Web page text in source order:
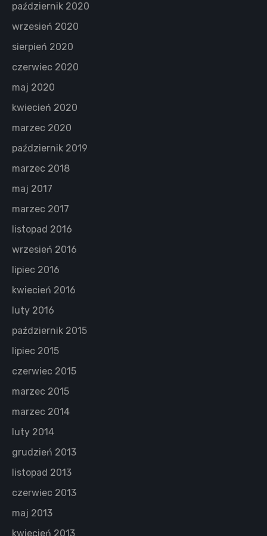
październik 2020
wrzesień 2020
sierpień 2020
czerwiec 2020
maj 2020
kwiecień 2020
marzec 2020
październik 2019
marzec 2018
maj 2017
marzec 2017
listopad 2016
wrzesień 2016
lipiec 2016
kwiecień 2016
luty 2016
październik 2015
lipiec 2015
czerwiec 2015
marzec 2015
marzec 2014
luty 2014
grudzień 2013
listopad 2013
czerwiec 2013
maj 2013
kwiecień 2013